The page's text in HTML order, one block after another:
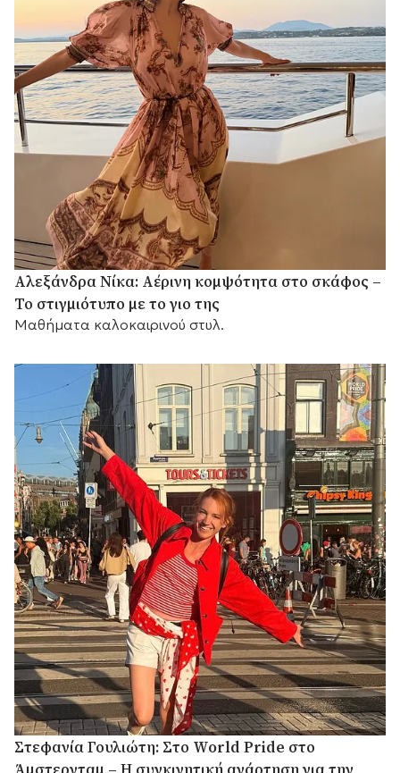
Αλεξάνδρα Νίκα: Αέρινη κομψότητα στο σκάφος –
Το στιγμιότυπο με το γιο της
Μαθήματα καλοκαιρινού στυλ.
Στεφανία Γουλιώτη: Στο World Pride στο